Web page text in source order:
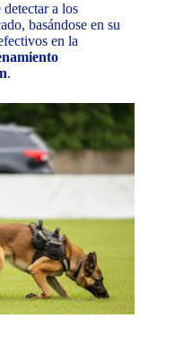
a los
basándose en su
en la
.